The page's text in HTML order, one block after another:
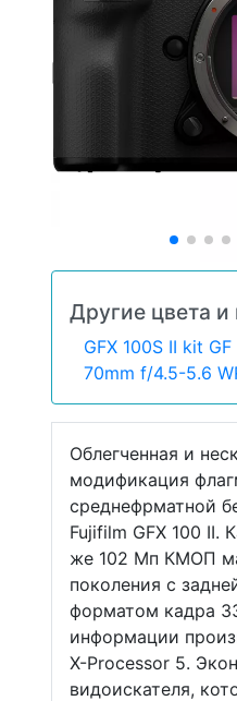
Другие цвета
GFX 100S II kit
70mm f/4.5-5.6
Облегченная и
модификация
среднефрматной
Fujifilm GFX 100 II.
же 102 Мп КМОП
поколения с
форматом кадра
информации
X-Processor 5.
видоискателя,